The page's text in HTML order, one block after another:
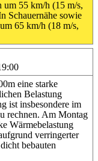
um 55 km/h (15 m/s,
Schauernähe sowie
65 km/h (18 m/s,
eine starke
Belastung
ist insbesondere im
rechnen. Am Montag
Wärmebelastung
verringerter
bebauten